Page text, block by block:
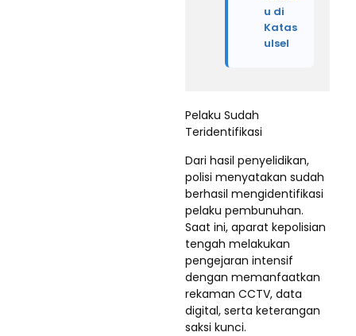
u di
Katas
ulsel
Pelaku Sudah
Teridentifikasi
Dari hasil penyelidikan,
polisi menyatakan sudah
berhasil mengidentifikasi
pelaku pembunuhan.
Saat ini, aparat kepolisian
tengah melakukan
pengejaran intensif
dengan memanfaatkan
rekaman CCTV, data
digital, serta keterangan
saksi kunci.